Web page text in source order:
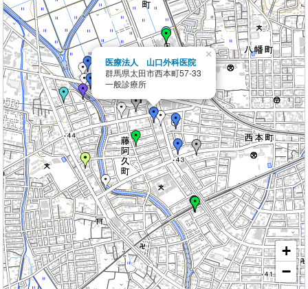
医療法人 山口外科医院
群馬県太田市西本町57-33
一般診療所
×
+
−